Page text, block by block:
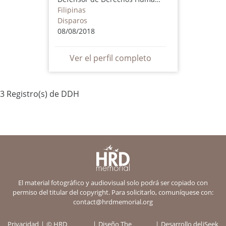
Filipinas
Disparos
08/08/2018
Ver el perfil completo
3 Registro(s) de DDH
El material fotográfico y audiovisual solo podrá ser copiado con
permiso del titular del copyright. Para solicitarlo, comuníquese con:
contact@hrdmemorial.org
Privacidad © HRD Diseño The Desarrollo deliSeek